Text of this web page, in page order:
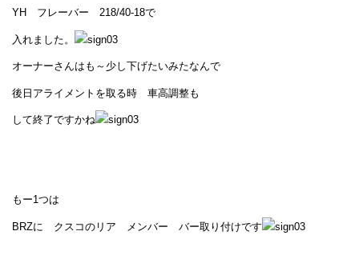
YH フレーバー 218/40-18で
入れました。
オーナーさんはも～少し下げたいみたなんで
後日アライメントを取る時 車高調整も
して終了ですかね
もー1つは
BRZに クスコのリア メンバー バー取り付けです